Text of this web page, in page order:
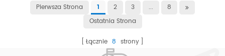
Pierwsza Strona 1 2 3 ...
8
Ostatnia Strona
Łącznie 8 strony